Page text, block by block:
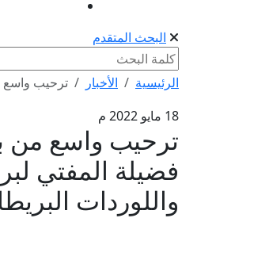
البحث المتقدم
الرئيسية الأخبار
ترحيب واسع
18 مايو 2022 م
ترحيب واسع من
فضيلة المفتي
واللوردات